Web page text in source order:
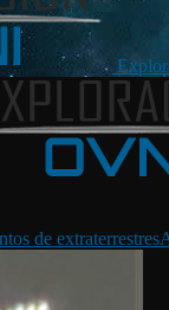
de extraterrestres